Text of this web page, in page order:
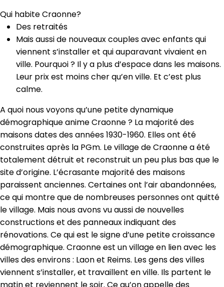
Qui habite Craonne?
Des retraités
Mais aussi de nouveaux couples avec enfants qui
viennent s’installer et qui auparavant vivaient en
ville. Pourquoi ? Il y a plus d’espace dans les maisons.
Leur prix est moins cher qu’en ville. Et c’est plus
calme.
A quoi nous voyons qu’une petite dynamique
démographique anime Craonne ? La majorité des
maisons dates des années 1930-1960. Elles ont été
construites après la PGm. Le village de Craonne a été
totalement détruit et reconstruit un peu plus bas que le
site d’origine. L’écrasante majorité des maisons
paraissent anciennes. Certaines ont l’air abandonnées,
ce qui montre que de nombreuses personnes ont quitté
le village. Mais nous avons vu aussi de nouvelles
constructions et des panneaux indiquant des
rénovations. Ce qui est le signe d’une petite croissance
démographique. Craonne est un village en lien avec les
villes des environs : Laon et Reims. Les gens des villes
viennent s’installer, et travaillent en ville. Ils partent le
matin et reviennent le soir. Ce qu’on appelle des